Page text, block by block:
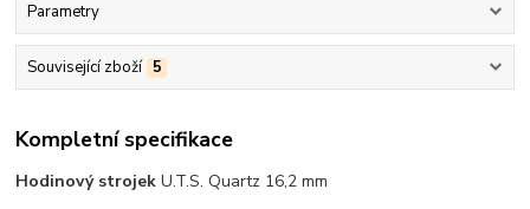
Parametry
Související zboží 5
Kompletní specifikace
Hodinový strojek U.T.S. Quartz 16,2 mm